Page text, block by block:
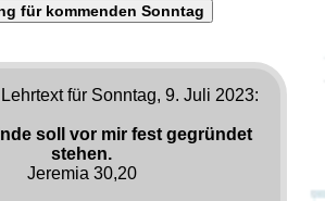
für kommenden Sonntag
für Sonntag, 9. Juli 2023:
soll vor mir fest gegründet
stehen.
Jeremia 30,20